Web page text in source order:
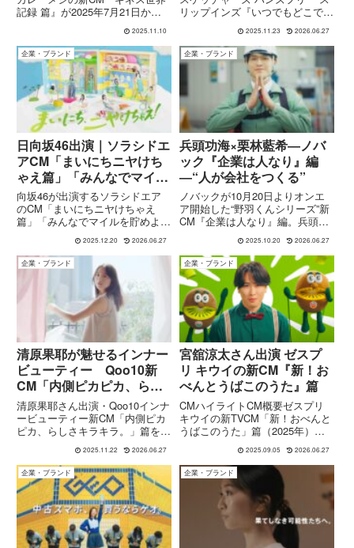
記録 篇』が2025年7月21日から
三・大川成美が登場する15／30
秒版を解説します。
2025.11.10
リップインズ『いつでもどこでも
篇』のCM内容を詳しく紹介。仕
事・ウォーキング・キャンプ・ゴ
ルフと、あらゆるシーンで“手を
使わずにスッと履ける”スリップ
インズの魅力やテクノロジー、
CM掲載モデルもまとめます。
2025.11.23 2026.06.27
企業・ブランド
日向坂46出演｜ソラシドエ
アCM「まいにちニヤけち
ゃえ篇」「みんなでマイル
を貯めよう♪篇」楽曲は
Love yourself! メイキング
動画も紹介
向坂46が出演するソラシドエア
のCM「まいにちニヤけちゃえ
篇」「みんなでマイルを貯めよう
♪篇」を解説。使用楽曲はLove
yourself!。CMの見どころや撮影
裏側が楽しめるメイキング動画情
報もまとめています。
2025.12.20 2026.06.27
企業・ブランド
兵頭功海×栗林藍希―ノバ
ック『企業は人なり』編
―“人が会社をつくる”
ノバックが10月20日よりオンエ
ア開始した“野羽くんシリーズ”新
CM『企業は人なり』編。兵頭功
海（ひょうどう かつみ）さん・
栗林藍希（くりばやし あいの）
さん出演、建設現場を舞台に“人
が企業を支える”姿を描いた映像
の見どころを解説します。
2025.10.20 2026.06.27
企業・ブランド
清原果耶が魅せるインナー
ビューティー Qoo10新
CM「内側ピカピカ、らし
さキラキラ。」篇の内容と
見どころ
清原果耶さん出演・Qoo10インナ
ービューティー新CM「内側ピカ
ピカ、らしさキラキラ。」篇を詳
しく紹介。お風呂上がりの美容ゼ
リーシーンや、カーテン越しに一
歩踏み出す表情など、内容と見ど
ころをまとめます。
2025.11.22 2026.06.27
企業・ブランド
宮舘涼太さん出演 ゼスプ
リ キウイの新CM『新！お
べんとうばこのうた』篇
CMハイライトCM概要ゼスプリ
キウイの新TVCM「新！おべんと
うばこのうた」篇（2025年）の
内容について、以下のようにまと
めました！タイトル：「新！おべ
んとうばこのうた」篇（60秒）
出演：Snow Man 宮舘涼太さんと
キウイブラザーズ...
2025.09.05 2026.06.27
企業・ブランド 企業・ブランド